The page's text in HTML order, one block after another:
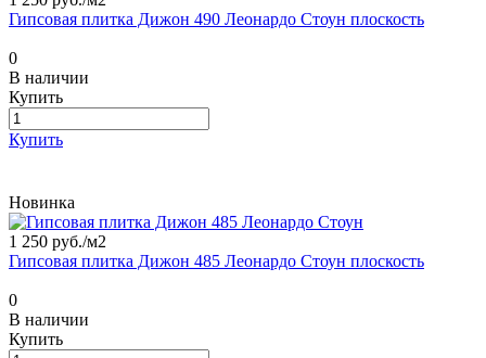
Гипсовая плитка Дижон 490 Леонардо Стоун плоскость
0
В наличии
Купить
Купить
Новинка
1 250 руб./м2
Гипсовая плитка Дижон 485 Леонардо Стоун плоскость
0
В наличии
Купить